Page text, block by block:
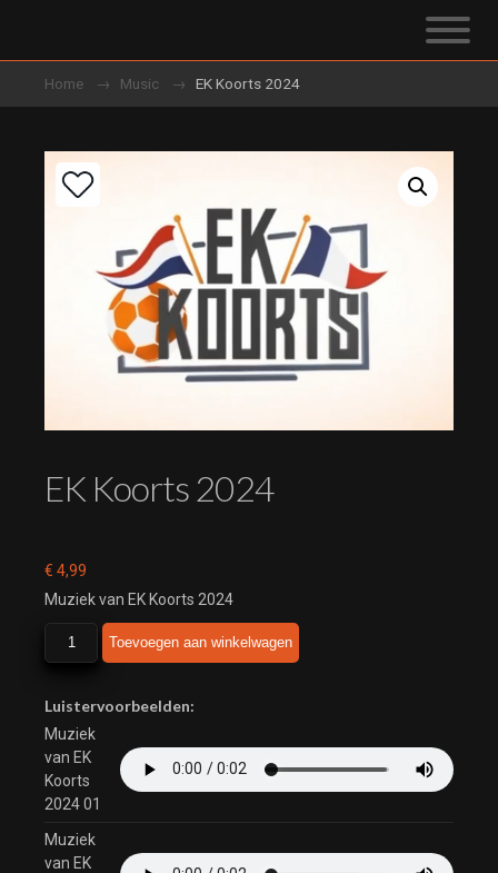
Home Music EK Koorts 2024
EK Koorts 2024
€ 4,99
Muziek van EK Koorts 2024
Koorts
aantal
Toevoegen aan winkelwagen
Luistervoorbeelden:
Muziek
van EK
Koorts
2024 01
Muziek
van EK